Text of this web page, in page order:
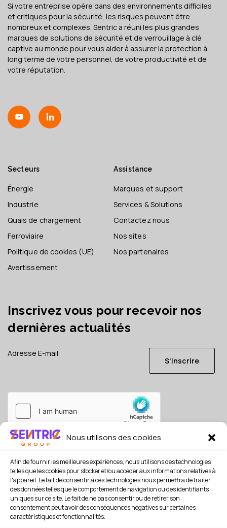
Nous utilisons des cookies
Afin de fournir les meilleures expériences, nous utilisons des technologies
telles que les cookies pour stocker et/ou accéder aux informations relatives à
l'appareil. Le fait de consentir à ces technologies nous permettra de traiter
des données telles que le comportement de navigation ou des identifiants
uniques sur ce site. Le fait de ne pas consentir ou de retirer son
consentement peut avoir des conséquences négatives sur certaines
caractéristiques et fonctionnalités.
Si votre entreprise opère dans des environnements difficiles
et critiques pour la sécurité, les risques peuvent être
nombreux et complexes. Sentric a réuni les plus grandes
marques de solutions de sécurité et de verrouillage à clé
captive au monde pour vous aider à assurer la protection à
long terme de votre personnel, de votre productivité et de
votre réputation.
Secteurs
Énergie
Industrie
Quais de chargement
Ferroviaire
Politique de cookies (UE)
Avertissement
Assistance
Marques et support
Services & Solutions
Contactez nous
Nos sites
Nos partenaires
Inscrivez vous pour recevoir nos
dernières actualités
S'inscrire
Je consens à ce que mes données soient conservées en
référence, conformément à la
politique de confidentialité
*